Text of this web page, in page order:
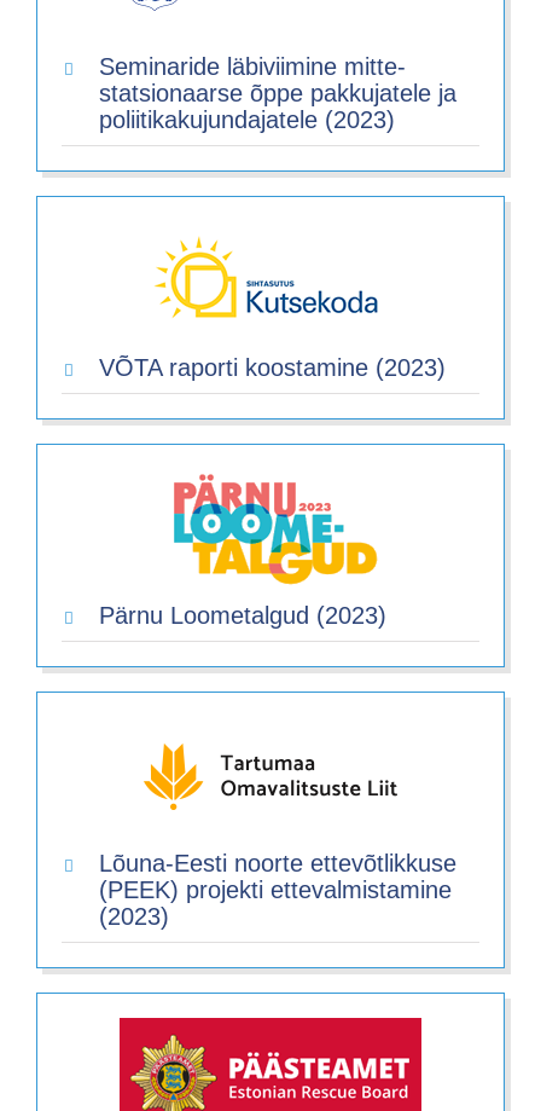
Seminaride läbiviimine mitte-
statsionaarse õppe pakkujatele ja
poliitikakujundajatele (2023)
VÕTA raporti koostamine (2023)
Pärnu Loometalgud (2023)
Lõuna-Eesti noorte ettevõtlikkuse
(PEEK) projekti ettevalmistamine
(2023)